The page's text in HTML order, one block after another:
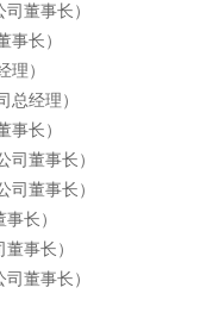
董事长）
长）
）
经理）
长）
董事长）
董事长）
长）
事长）
董事长）